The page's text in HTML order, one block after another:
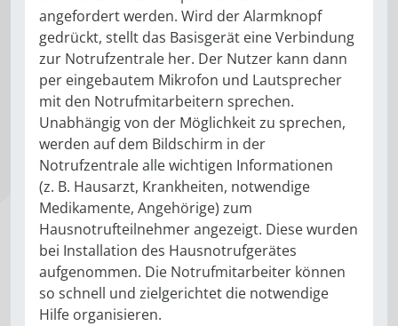
angefordert werden. Wird der Alarmknopf
gedrückt, stellt das Basisgerät eine Verbindung
zur Notrufzentrale her. Der Nutzer kann dann
per eingebautem Mikrofon und Lautsprecher
mit den Notrufmitarbeitern sprechen.
Unabhängig von der Möglichkeit zu sprechen,
werden auf dem Bildschirm in der
Notrufzentrale alle wichtigen Informationen
(z. B. Hausarzt, Krankheiten, notwendige
Medikamente, Angehörige) zum
Hausnotrufteilnehmer angezeigt. Diese wurden
bei Installation des Hausnotrufgerätes
aufgenommen. Die Notrufmitarbeiter können
so schnell und zielgerichtet die notwendige
Hilfe organisieren.